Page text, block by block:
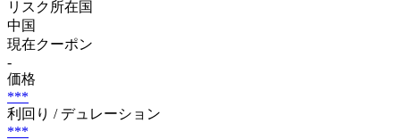
リスク所在国
中国
現在クーポン
-
価格
***
利回り / デュレーション
***